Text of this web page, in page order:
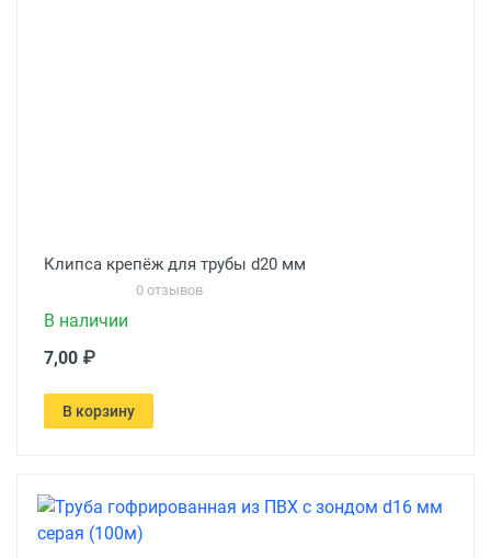
Клипса крепёж для трубы d20 мм
0 отзывов
В наличии
7,00 ₽
В корзину